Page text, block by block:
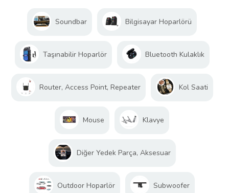
Soundbar Bilgisayar Hoparlörü
Taşınabilir Hoparlör Bluetooth Kulaklık
Router, Access Point, Repeater Kol Saati
Mouse Klavye
Diğer Yedek Parça, Aksesuar
Outdoor Hoparlör Subwoofer